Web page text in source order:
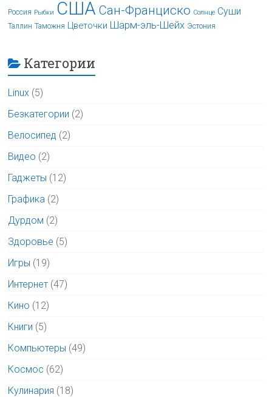
Россия Рыбки США Сан-Франциско Солнце Суши
Таллин Таможня Цветочки Шарм-эль-Шейх Эстония
Категории
Linux (5)
Безкатегории (2)
Велосипед (2)
Видео (2)
Гаджеты (12)
Графика (2)
Дурдом (2)
Здоровье (5)
Игры (19)
Интернет (47)
Кино (12)
Книги (5)
Компьютеры (49)
Космос (62)
Кулинария (18)